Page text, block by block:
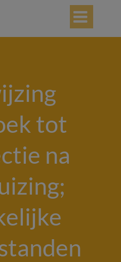

tot
na